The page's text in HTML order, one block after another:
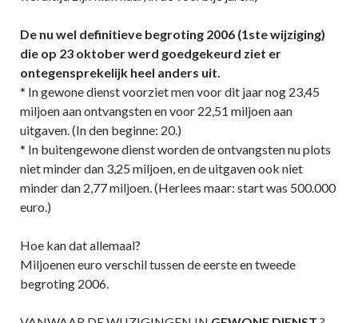
De nu wel definitieve begroting 2006 (1ste wijziging)
die op 23 oktober werd goedgekeurd ziet er
ontegensprekelijk heel anders uit.
* In gewone dienst voorziet men voor dit jaar nog 23,45
miljoen aan ontvangsten en voor 22,51 miljoen aan
uitgaven. (In den beginne: 20.)
* In buitengewone dienst worden de ontvangsten nu plots
niet minder dan 3,25 miljoen, en de uitgaven ook niet
minder dan 2,77 miljoen. (Herlees maar: start was 500.000
euro.)
Hoe kan dat allemaal?
Miljoenen euro verschil tussen de eerste en tweede
begroting 2006.